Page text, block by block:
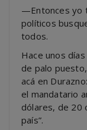
—Entonces yo
políticos
todos.
Hace unos
de palo
acá en
el mandatario
dólares, de 20
país”.